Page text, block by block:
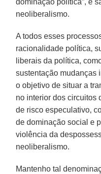
neoliberalismo.
A todos esses
racionalidade política,
liberais da política,
sustentação mudanças
o objetivo de situar a
no interior dos circuitos
de risco especulativo,
de dominação social e
violência da
neoliberalismo.
Mantenho tal